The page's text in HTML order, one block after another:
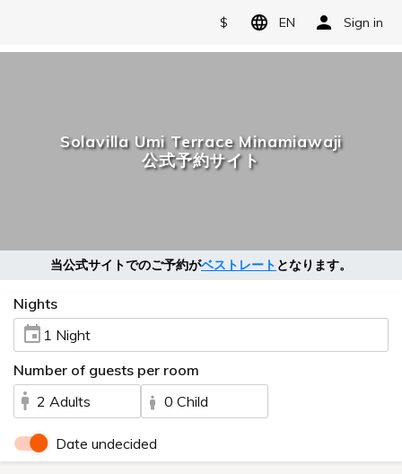
$ EN Sign in
Solavilla Umi Terrace Minamiawaji
公式予約サイト
当公式サイトでのご予約がベストレート となります。
Nights
1 Night
Number of guests per room
2 Adults
0 Child
Date undecided